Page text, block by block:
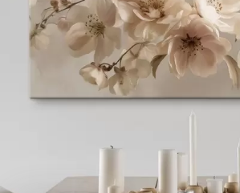
23.00€